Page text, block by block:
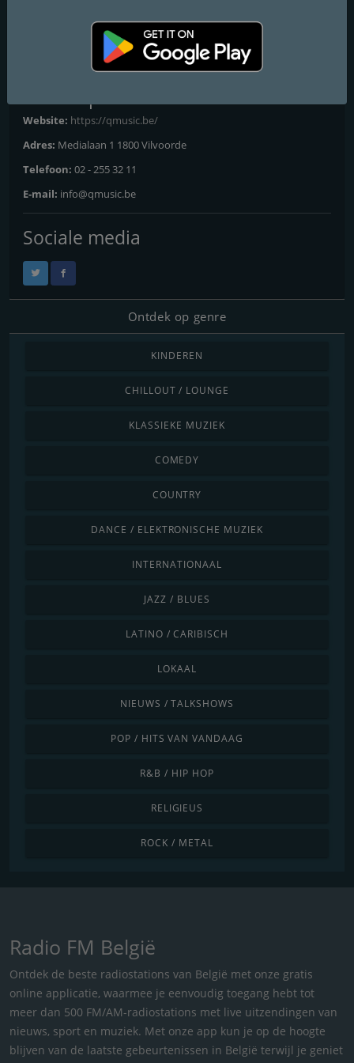
Frequenties FM
: Online
Website: https://qmusic.be/
Adres: Medialaan 1 1800 Vilvoorde
Telefoon: 02 - 255 32 11
E-mail: info@qmusic.be
Sociale media
Ontdek op genre
KINDEREN
CHILLOUT / LOUNGE
KLASSIEKE MUZIEK
COMEDY
COUNTRY
DANCE / ELEKTRONISCHE MUZIEK
INTERNATIONAAL
JAZZ / BLUES
LATINO / CARIBISCH
LOKAAL
NIEUWS / TALKSHOWS
POP / HITS VAN VANDAAG
R&B / HIP HOP
RELIGIEUS
ROCK / METAL
Radio FM België
Ontdek de beste radiostations van België met onze gratis
online applicatie, waarmee je eenvoudig toegang hebt tot
meer dan 500 FM/AM-radiostations met live uitzendingen van
nieuws, sport en muziek. Met onze app kun je op de hoogte
blijven van de laatste gebeurtenissen in België terwijl je geniet